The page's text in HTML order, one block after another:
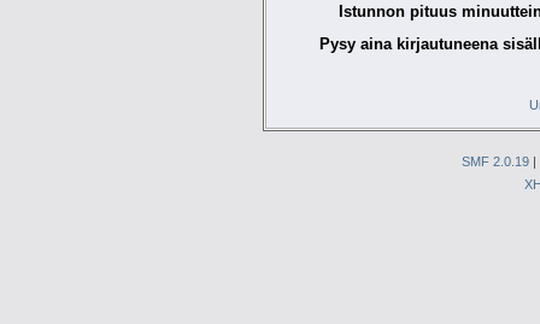
Istunnon pituus
Pysy aina kirjautuneena
SMF 2.0.19